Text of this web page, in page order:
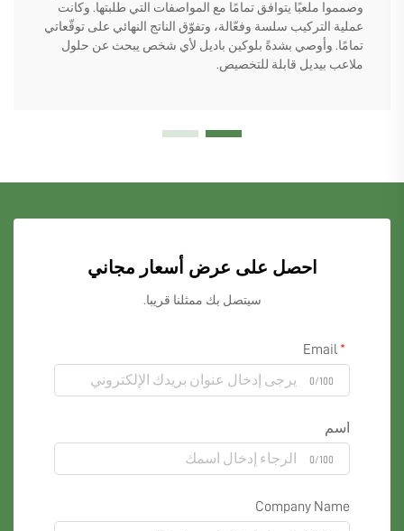
وصمموا ملعبًا يتوافق تمامًا مع المواصفات التي طلبتها. وكانت
عملية التركيب سلسة وفعّالة، وتفوّق الناتج النهائي على توقّعاتي
تمامًا. وأوصي بشدةً بلوكين باديل لأي شخص يبحث عن حلول
ملاعب بيديل قابلة للتخصيص.
احصل على عرض أسعار مجاني
سيتصل بك ممثلنا قريبا.
0/100
اسم
0/100
Company Name